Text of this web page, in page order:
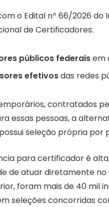
o Edital nº 66/2026
de Certificadores:
públicos federaisem
efetivosdas redes
contratados
essas pessoas, a
seleção própria
para certificador é
de atuar diretamente no
foram mais de 40 mil
seleções concorridas